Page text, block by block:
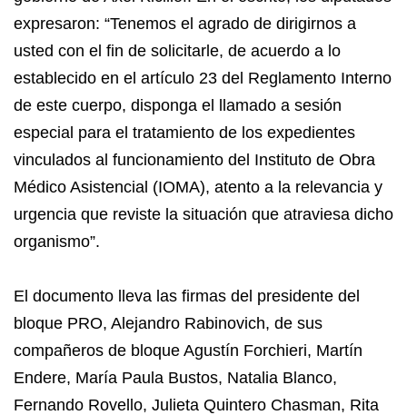
expresaron: “Tenemos el agrado de dirigirnos a
usted con el fin de solicitarle, de acuerdo a lo
establecido en el artículo 23 del Reglamento Interno
de este cuerpo, disponga el llamado a sesión
especial para el tratamiento de los expedientes
vinculados al funcionamiento del Instituto de Obra
Médico Asistencial (IOMA), atento a la relevancia y
urgencia que reviste la situación que atraviesa dicho
organismo”.
El documento lleva las firmas del presidente del
bloque PRO, Alejandro Rabinovich, de sus
compañeros de bloque Agustín Forchieri, Martín
Endere, María Paula Bustos, Natalia Blanco,
Fernando Rovello, Julieta Quintero Chasman, Rita